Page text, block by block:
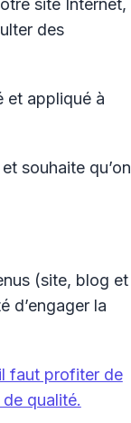
site Internet,
des
et appliqué à
souhaite qu’on
(site, blog et
d’engager la
il faut profiter de
qualité.